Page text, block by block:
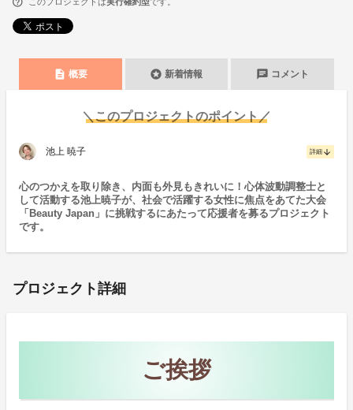
description 概要 stars 新着情報 chat コメント
＼このプロジェクトのポイント／
池上 暁子 詳細 arrow_downward
心のつかえを取り除き、内面も外見もきれいに！心体波動調整士と
して活動する池上暁子が、社会で活躍する女性に焦点をあてた大会
「Beauty Japan」に挑戦するにあたって応援者を募るプロジェクト
です。
プロジェクト詳細
ご挨拶